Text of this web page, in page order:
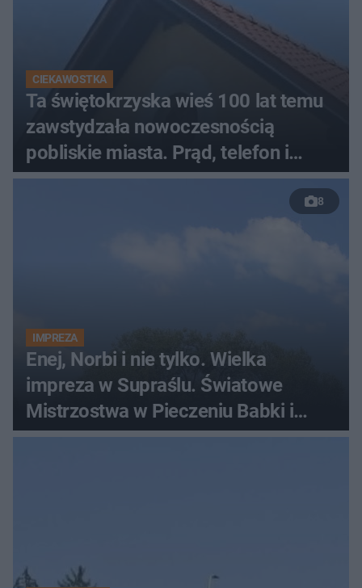
CIEKAWOSTKA
Ta świętokrzyska wieś 100 lat temu
zawstydzała nowoczesnością
pobliskie miasta. Prąd, telefon i
luksusowa auta
8
IMPREZA
Enej, Norbi i nie tylko. Wielka
impreza w Supraślu. Światowe
Mistrzostwa w Pieczeniu Babki i
Kiszki Ziemniaczanej